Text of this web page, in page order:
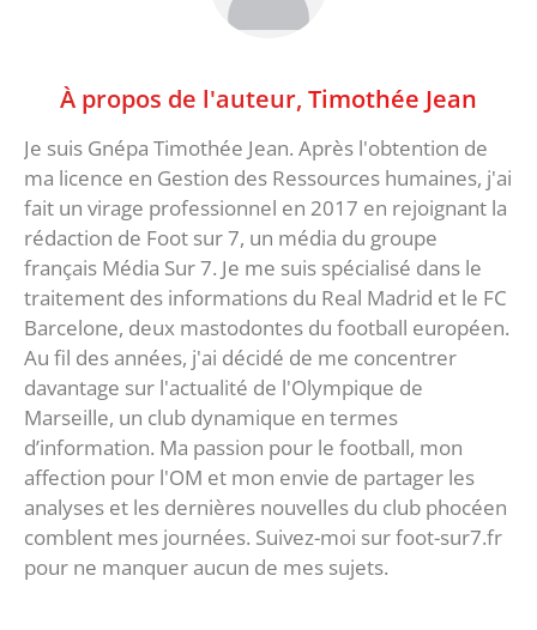
À propos de l'auteur, Timothée Jean
Je suis Gnépa Timothée Jean. Après l'obtention de
ma licence en Gestion des Ressources humaines, j'ai
fait un virage professionnel en 2017 en rejoignant la
rédaction de Foot sur 7, un média du groupe
français Média Sur 7. Je me suis spécialisé dans le
traitement des informations du Real Madrid et le FC
Barcelone, deux mastodontes du football européen.
Au fil des années, j'ai décidé de me concentrer
davantage sur l'actualité de l'Olympique de
Marseille, un club dynamique en termes
d’information. Ma passion pour le football, mon
affection pour l'OM et mon envie de partager les
analyses et les dernières nouvelles du club phocéen
comblent mes journées. Suivez-moi sur foot-sur7.fr
pour ne manquer aucun de mes sujets.